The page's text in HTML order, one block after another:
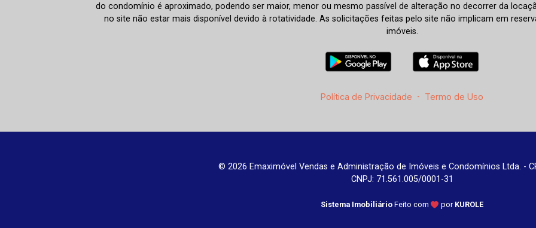
do condomínio é aproximado, podendo ser maior, menor ou mesmo passível de alteração no decorrer da
no site não estar mais disponível devido à rotatividade. As solicitações feitas pelo site não implicam em
imóveis.
Política de Privacidade - Termo de Uso
© 2026 Emaximóvel Vendas e Administração de Imóveis e Condomínios Ltda. -
CNPJ: 71.561.005/0001-31
Sistema Imobiliário Feito com por KUROLE